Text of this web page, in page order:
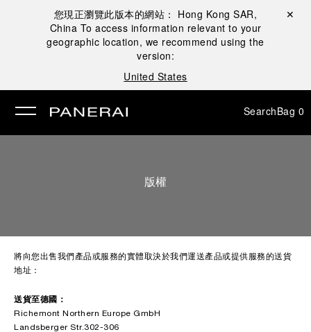
您現正瀏覽此版本的網站： Hong Kong SAR,
China To access information relevant to your
geographic location, we recommend using the
version:
United States
Close ✕
SearchBag 0
版權
將向您出售我們產品或服務的實體取決於我們運送產品或提供服務的送貨
地址：
送貨至德國：
Richemont Northern Europe GmbH
Landsberger Str.302-306